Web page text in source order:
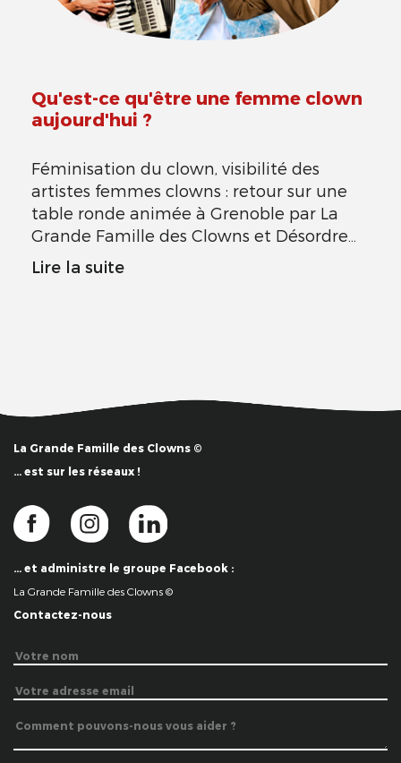
Qu'est-ce qu'être une femme clown
aujourd'hui ?
Féminisation du clown, visibilité des
artistes femmes clowns : retour sur une
table ronde animée à Grenoble par La
Grande Famille des Clowns et Désordre
Imaginaire
Lire la suite
La Grande Famille des Clowns ©
… est sur les réseaux !
… et administre le groupe Facebook :
La Grande Famille des Clowns ©
Contactez-nous